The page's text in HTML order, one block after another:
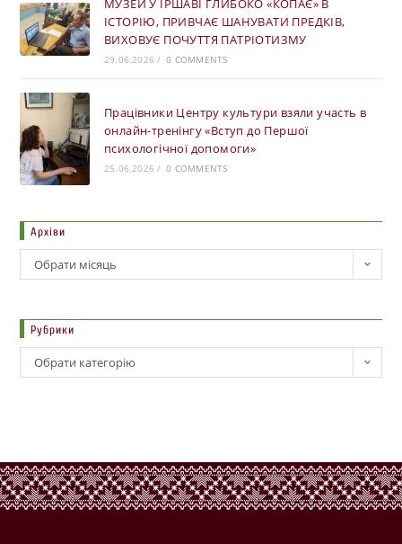
ІСТОРІЮ, ПРИВЧАЄ ШАНУВАТИ ПРЕДКІВ,
ВИХОВУЄ ПОЧУТТЯ ПАТРІОТИЗМУ
29.06.2026 / 0 COMMENTS
Працівники Центру культури взяли участь в
онлайн-тренінгу «Вступ до Першої
психологічної допомоги»
25.06.2026 / 0 COMMENTS
Архіви
Обрати місяць
Рубрики
Обрати категорію